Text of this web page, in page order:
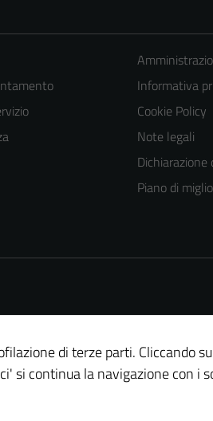
Informativa
Cookie Policy
Note legali
Dichiarazione
Piano di
di terze parti. Cliccando
si continua la navigazione con i
Tecnici